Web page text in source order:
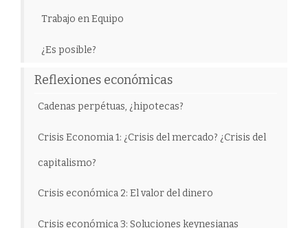
Trabajo en Equipo
¿Es posible?
Reflexiones económicas
Cadenas perpétuas, ¿hipotecas?
Crisis Economia 1: ¿Crisis del mercado? ¿Crisis del
capitalismo?
Crisis económica 2: El valor del dinero
Crisis económica 3: Soluciones keynesianas